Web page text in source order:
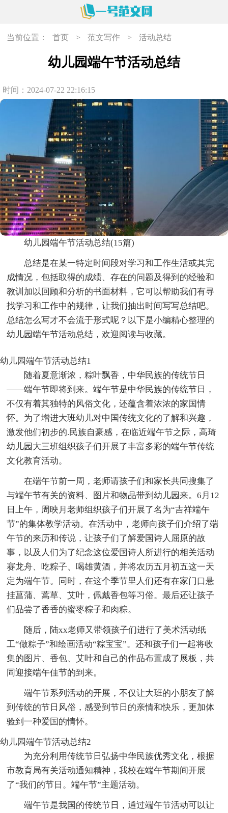
当前位置： 首页 > 范文写作 > 活动总结
幼儿园端午节活动总结
时间：2024-07-22 22:16:15
幼儿园端午节活动总结(15篇)
总结是在某一特定时间段对学习和工作生活或其完
成情况，包括取得的成绩、存在的问题及得到的经验和
教训加以回顾和分析的书面材料，它可以帮助我们有寻
找学习和工作中的规律，让我们抽出时间写写总结吧。
总结怎么写才不会流于形式呢？以下是小编精心整理的
幼儿园端午节活动总结，欢迎阅读与收藏。
幼儿园端午节活动总结1
随着夏意渐浓，粽叶飘香，中华民族的传统节日
——端午节即将到来。端午节是中华民族的传统节日，
不仅有着其独特的风俗文化，还蕴含着浓浓的家国情
怀。为了增进大班幼儿对中国传统文化的了解和兴趣，
激发他们初步的.民族自豪感，在临近端午节之际，高琦
幼儿园大三班组织孩子们开展了丰富多彩的端午节传统
文化教育活动。
在端午节前一周，老师请孩子们和家长共同搜集了
与端午节有关的资料、图片和物品带到幼儿园来。6月12
日上午，周映月老师组织孩子们开展了名为“吉祥端午
节”的集体教学活动。在活动中，老师向孩子们介绍了端
午节的来历和传说，让孩子们了解爱国诗人屈原的故
事，以及人们为了纪念这位爱国诗人所进行的相关活动
赛龙舟、吃粽子、喝雄黄酒，并将农历五月初五这一天
定为端午节。同时，在这个季节里人们还有在家门口悬
挂菖蒲、蒿草、艾叶，佩戴香包等习俗。最后还让孩子
们品尝了香香的蜜枣粽子和肉粽。
随后，陆xx老师又带领孩子们进行了美术活动纸
工“做粽子”和绘画活动“粽宝宝”。还和孩子们一起将收
集的图片、香包、艾叶和自己的作品布置成了展板，共
同迎接端午佳节的到来。
端午节系列活动的开展，不仅让大班的小朋友了解
到传统的节日风俗，感受到节日的亲情和快乐，更加体
验到一种爱国的情怀。
幼儿园端午节活动总结2
为充分利用传统节日弘扬中华民族优秀文化，根据
市教育局有关活动通知精神，我校在端午节期间开展
了“我们的节日。端午节”主题活动。
端午节是我国的传统节日，通过端午节活动可以让